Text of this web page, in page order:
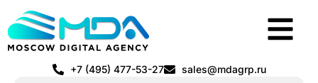
+7 (495) 477-53-27 sales@mdagrp.ru